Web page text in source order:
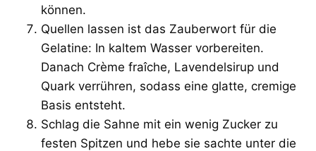
können.
Quellen lassen ist das Zauberwort für die
Gelatine: In kaltem Wasser vorbereiten.
Danach Crème fraîche, Lavendelsirup und
Quark verrühren, sodass eine glatte, cremige
Basis entsteht.
Schlag die Sahne mit ein wenig Zucker zu
festen Spitzen und hebe sie sachte unter die